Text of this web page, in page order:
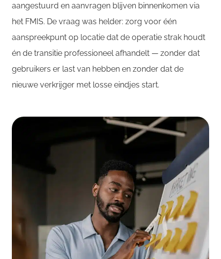
aangestuurd en aanvragen blijven binnenkomen via
het FMIS. De vraag was helder: zorg voor één
aanspreekpunt op locatie dat de operatie strak houdt
én de transitie professioneel afhandelt — zonder dat
gebruikers er last van hebben en zonder dat de
nieuwe verkrijger met losse eindjes start.